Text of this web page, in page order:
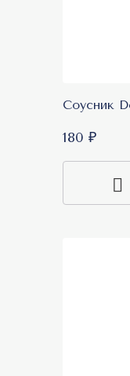
Соусник
180 ₽